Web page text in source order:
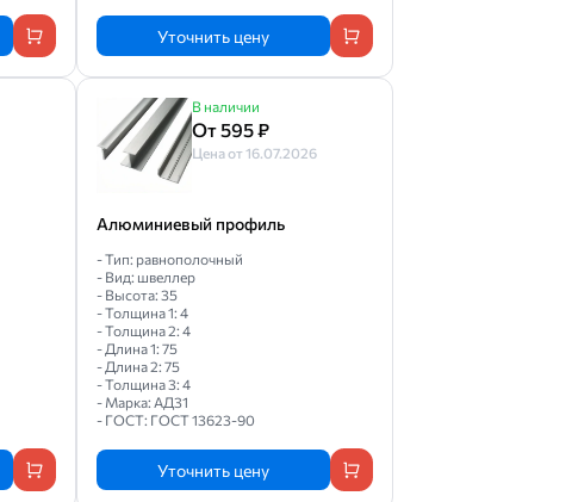
Уточнить цену
В наличии
От 595 ₽
Цена от 16.07.2026
Алюминиевый профиль
- Тип: равнополочный
- Вид: швеллер
- Высота: 35
- Толщина 1: 4
- Толщина 2: 4
- Длина 1: 75
- Длина 2: 75
- Толщина 3: 4
- Марка: АД31
- ГОСТ: ГОСТ 13623-90
Уточнить цену